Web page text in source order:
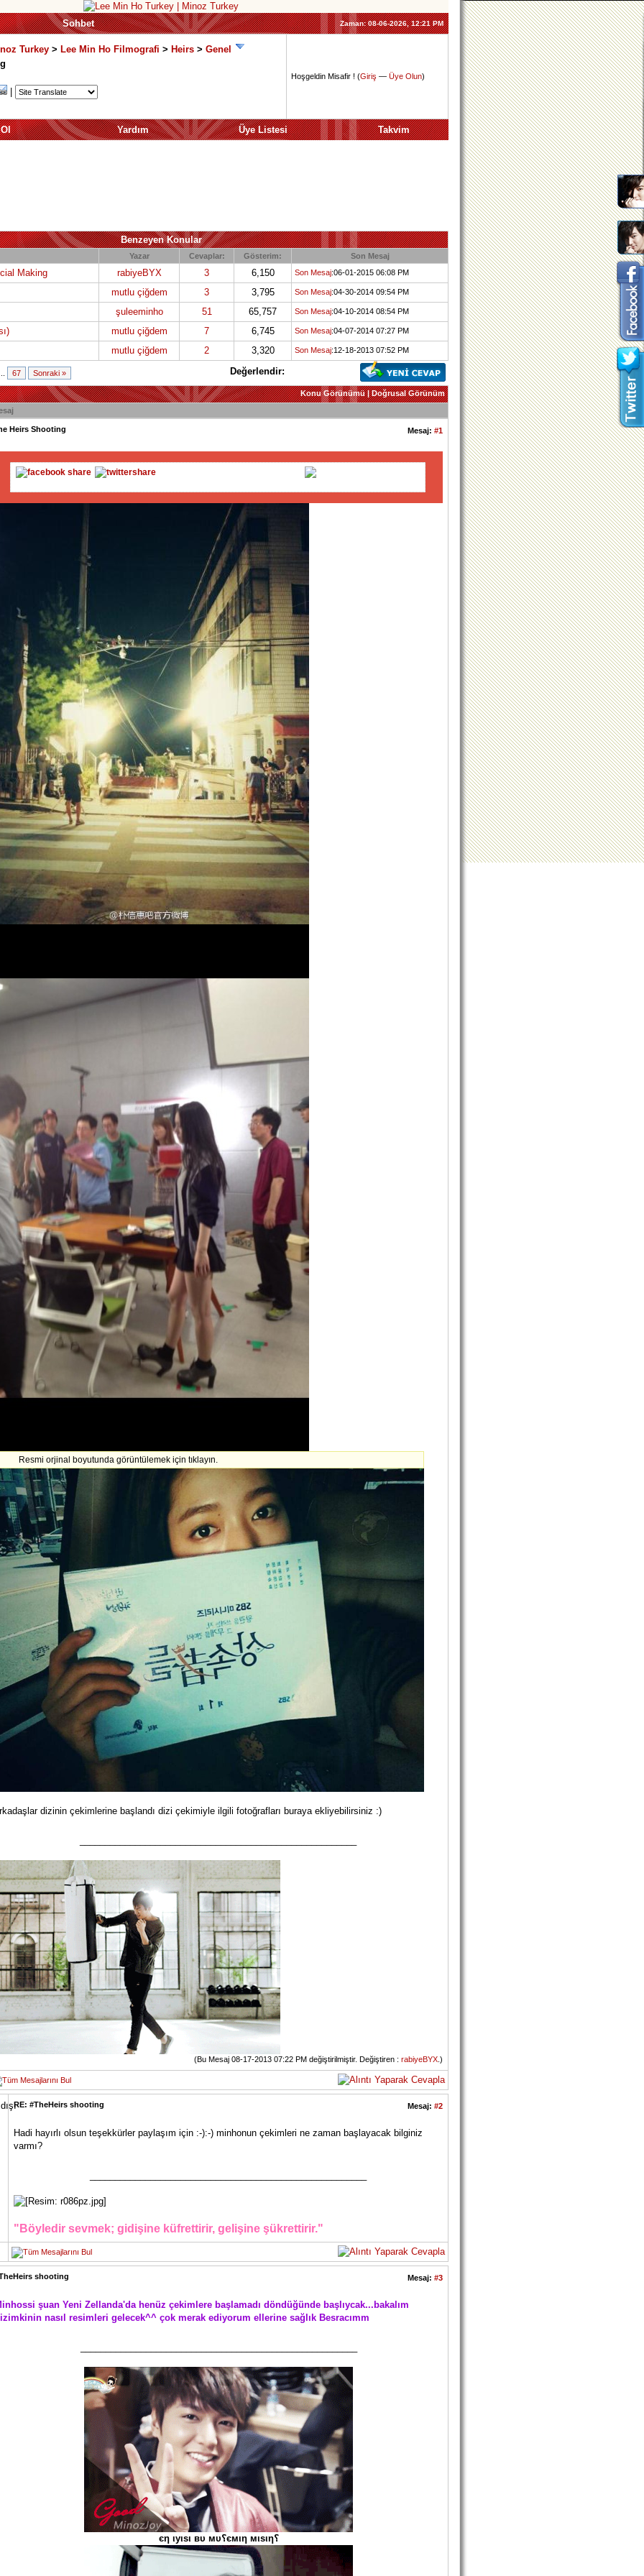
Sohbet Zaman:08-06-2026, 12:21 PM
Turkey > Lee Min Ho Filmografi > Heirs > Genel
Hoşgeldin Misafir ! (Giriş — Üye Olun)
Yardım Üye Listesi Takvim
Benzeyen Konular
Yazar Cevaplar: Gösterim: Son Mesaj
Making rabiyeBYX 3 6,150 Son Mesaj:06-01-2015 06:08 PM
mutlu çiğdem 3 3,795 Son Mesaj:04-30-2014 09:54 PM
şuleeminho 51 65,757 Son Mesaj:04-10-2014 08:54 PM
mutlu çiğdem 7 6,745 Son Mesaj:04-07-2014 07:27 PM
mutlu çiğdem 2 3,320 Son Mesaj:12-18-2013 07:52 PM
67 Sonraki » Değerlendir:
Konu Görünümü|Doğrusal Görünüm
Mesaj: #1
Heirs Shooting
Resmi orjinal boyutunda görüntülemek için tıklayın.
dizinin çekimlerine başlandı dizi çekimiyle ilgili fotoğrafları buraya ekliyebilirsiniz :)
(Bu Mesaj 08-17-2013 07:22 PM değiştirilmiştir. Değiştiren : rabiyeBYX .)
Mesaj: #2
RE: #TheHeirs shooting
Hadi hayırlı olsun teşekkürler paylaşım için :-):-) minhonun çekimleri ne zaman başlayacak bilginiz
varmı?
"Böyledir sevmek; gidişine küfrettirir, gelişine şükrettirir."
Mesaj: #3
shooting
şuan Yeni Zellanda'da henüz çekimlere başlamadı döndüğünde başlıycak...bakalım
nasıl resimleri gelecek^^ çok merak ediyorum ellerine sağlık Besracımm
єη ιуιѕι вυ мυ؟ємιη мιѕιη؟